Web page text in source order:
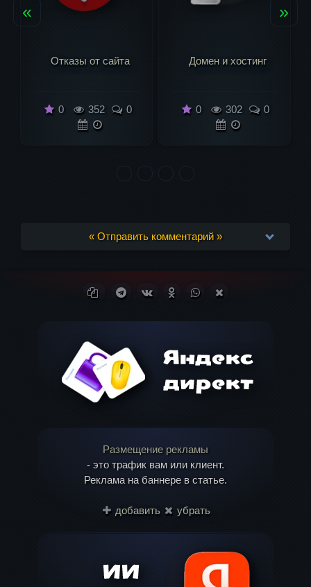
Домен и хостинг
0 302 0
Как развивать сайт
0 549 0
« »
« Отправить комментарий »
Ваш адрес email не будет опубликован.
Копировать ссылку
Поделиться в Telegram
Поделиться ВКонтакте
Поделиться в
Поделиться в
Размещение рекламы
- это трафик вам или клиент.
Реклама на баннере в статье.
добавить убрать